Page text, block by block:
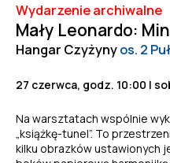
Wydarzenie archiwalne
Mały Leonardo:
Hangar Czyżynyos. 2
27 czerwca, godz. 10:00 |
Na warsztatach wspólnie
„książkę-tunel”. To
kilku obrazków ustawionych